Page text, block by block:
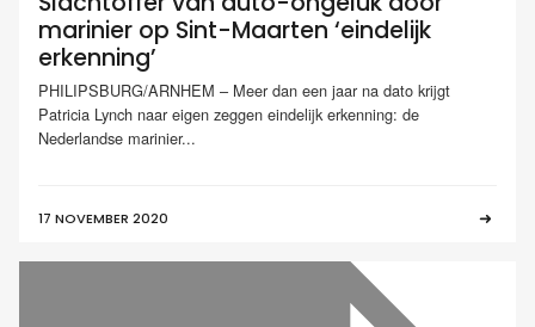
marinier op Sint-Maarten ‘eindelijk
erkenning’
PHILIPSBURG/ARNHEM – Meer dan een jaar na dato krijgt
Patricia Lynch naar eigen zeggen eindelijk erkenning: de
Nederlandse marinier...
17 NOVEMBER 2020